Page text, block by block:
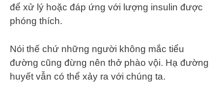
để xử lý hoặc đáp ứng với lượng insulin được
phóng thích.
Nói thế chứ những người không mắc tiểu
đường cũng đừng nên thở phào vội. Hạ đường
huyết vẫn có thể xảy ra với chúng ta.